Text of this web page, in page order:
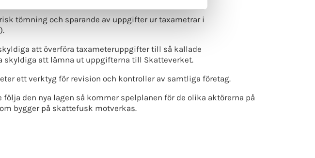
tömning och sparande av uppgifter ur taxametrar i
att överföra taxameteruppgifter till så kallade
skyldiga att lämna ut uppgifterna till Skatteverket.
ett verktyg för revision och kontroller av samtliga företag.
den nya lagen så kommer spelplanen för de olika aktörerna på
bygger på skattefusk motverkas.